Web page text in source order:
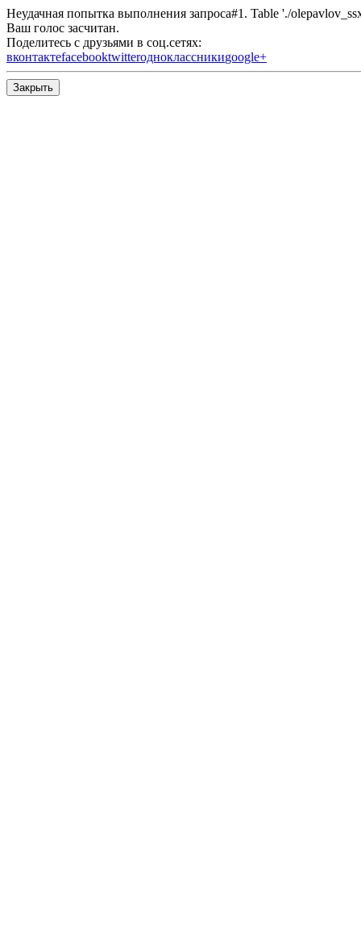
Неудачная попытка выполнения запроса#1. Table './
Ваш голос засчитан.
Поделитесь с друзьями в соц.сетях:
вконтактеfacebooktwitterодноклассникиgoogle+